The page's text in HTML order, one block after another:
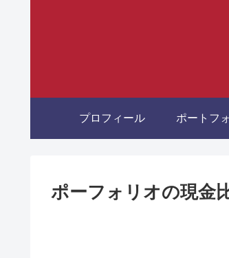
プロフィール ポートフ
ポーフォリオの現金